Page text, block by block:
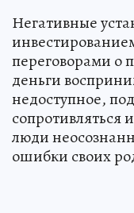
Негативные
переговорами о
деньги
недоступное,
сопротивляться
люди
ошибки своих